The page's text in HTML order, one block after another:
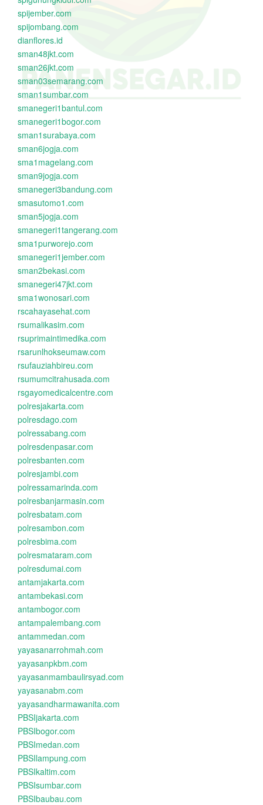
spijember.com
spijombang.com
dianflores.id
sman48jkt.com
sman26jkt.com
sman03semarang.com
sman1sumbar.com
smanegeri1bantul.com
smanegeri1bogor.com
sman1surabaya.com
sman6jogja.com
sma1magelang.com
sman9jogja.com
smanegeri3bandung.com
smasutomo1.com
sman5jogja.com
smanegeri1tangerang.com
sma1purworejo.com
smanegeri1jember.com
sman2bekasi.com
smanegeri47jkt.com
sma1wonosari.com
rscahayasehat.com
rsumalikasim.com
rsuprimaintimedika.com
rsarunlhokseumaw.com
rsufauziahbireu.com
rsumumcitrahusada.com
rsgayomedicalcentre.com
polresjakarta.com
polresdago.com
polressabang.com
polresdenpasar.com
polresbanten.com
polresjambi.com
polressamarinda.com
polresbanjarmasin.com
polresbatam.com
polresambon.com
polresbima.com
polresmataram.com
polresdumai.com
antamjakarta.com
antambekasi.com
antambogor.com
antampalembang.com
antammedan.com
yayasanarrohmah.com
yayasanpkbm.com
yayasanmambaulirsyad.com
yayasanabm.com
yayasandharmawanita.com
PBSIjakarta.com
PBSIbogor.com
PBSImedan.com
PBSIlampung.com
PBSIkaltim.com
PBSIsumbar.com
PBSIbaubau.com